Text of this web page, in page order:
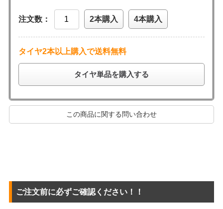
注文数： 2本購入 4本購入
タイヤ2本以上購入で送料無料
タイヤ単品を購入する
この商品に関する問い合わせ
ご注文前に必ずご確認ください！！